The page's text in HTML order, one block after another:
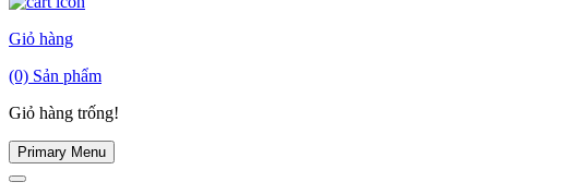
Giỏ hàng
(0) Sản phẩm
Giỏ hàng trống!
Primary Menu